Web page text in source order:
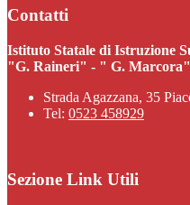
Contatti
Istituto Statale di Istruzione
"G. Raineri" - " G. Marcora"
Strada Agazzana, 35
Tel: 0523 458929
Sezione Link Utili